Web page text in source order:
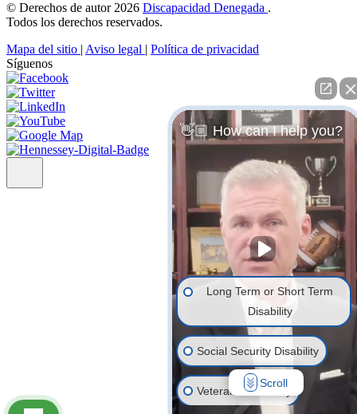
© Derechos de autor 2026 Discapacidad Denegada .
Todos los derechos reservados.
Mapa del sitio | Aviso legal | Política de privacidad
Síguenos
👋🏼 How can I help you?
Long Term or Short Term
Disability
Social Security Disability
Veterans' Disability
Scroll